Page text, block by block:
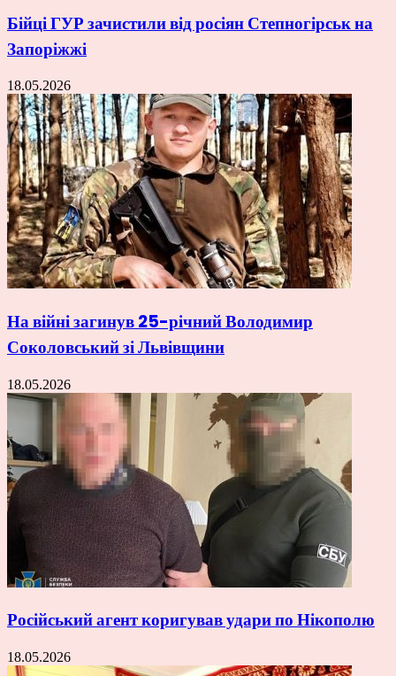
Бійці ГУР зачистили від росіян Степногірськ на
Запоріжжі
18.05.2026
На війні загинув 25-річний Володимир
Соколовський зі Львівщини
18.05.2026
Російський агент коригував удари по Нікополю
18.05.2026